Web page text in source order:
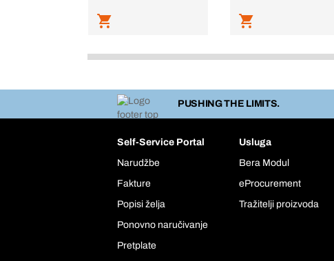
PUSHING THE LIMITS.
Self-Service Portal
Narudžbe
Fakture
Popisi želja
Ponovno naručivanje
Pretplate
Usluga
Bera Modul
eProcurement
Tražitelji proizvoda